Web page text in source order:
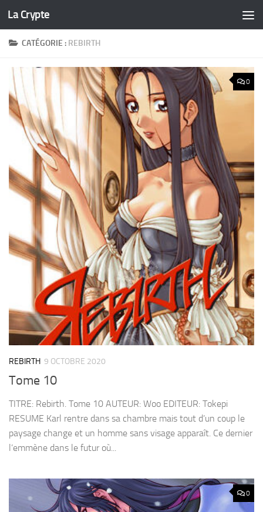
Skip to content
La Crypte
CATÉGORIE : REBIRTH
0
REBIRTH 9 OCTOBRE 2020
Tome 10
TITRE: Rebirth. Tome 10 AUTEUR: Woo EDITEUR: Tokepi
RESUME Karl rentre dans sa chambre mais tout d’un coup le
paysage change et un homme sans visage apparaît. Ce dernier
l’emmène dans le futur où...
0